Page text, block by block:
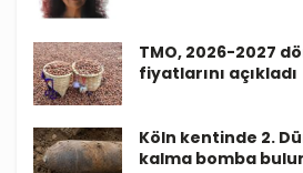
TMO, 2026-2027
fiyatlarını açıkladı
Köln kentinde 2.
kalma bomba